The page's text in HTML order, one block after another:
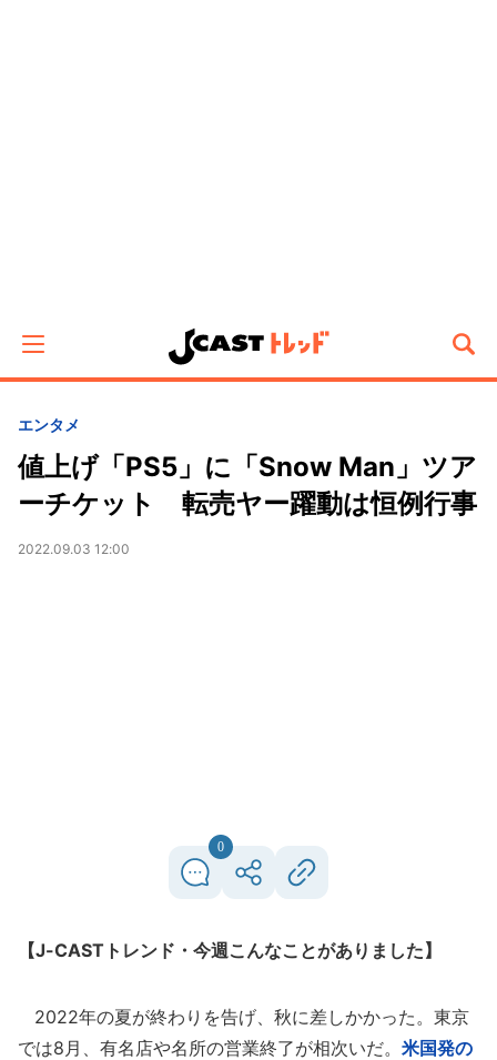
エンタメ
値上げ「PS5」に「Snow Man」ツア
ーチケット 転売ヤー躍動は恒例行事
2022.09.03 12:00
0
【J-CASTトレンド・今週こんなことがありました】
2022年の夏が終わりを告げ、秋に差しかかった。東京
では8月、有名店や名所の営業終了が相次いだ。 米国発の